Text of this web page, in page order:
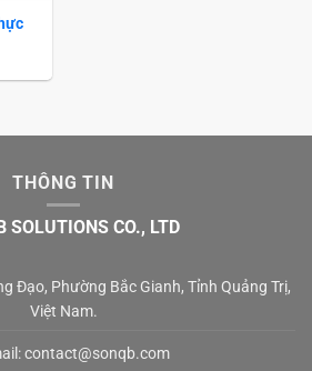
THÔNG TIN
SOLUTIONS CO., LTD
Đạo, Phường Bắc Gianh, Tỉnh Quảng Trị,
Việt Nam.
contact@sonqb.com